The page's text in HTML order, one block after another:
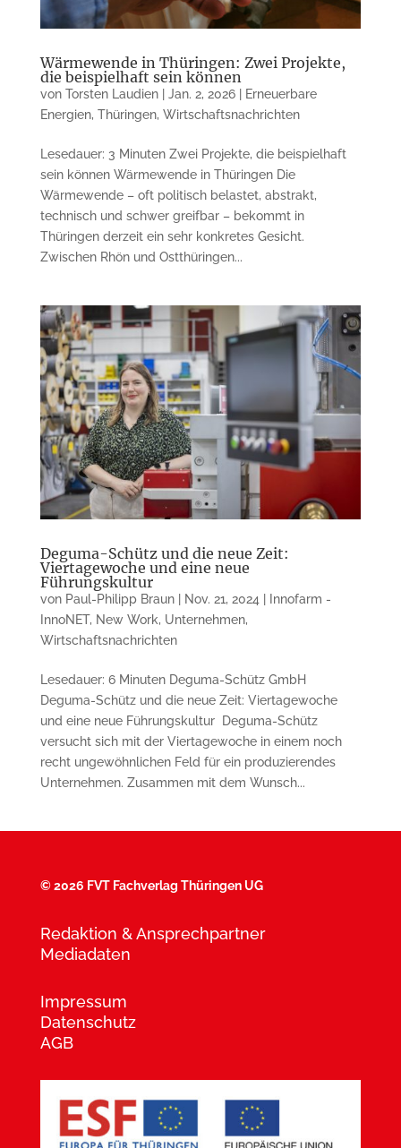
Wärmewende in Thüringen: Zwei Projekte,
die beispielhaft sein können
von Torsten Laudien| Jan. 2, 2026|
Erneuerbare
Energien, Thüringen, Wirtschaftsnachrichten
Lesedauer: 3 Minuten Zwei Projekte, die beispielhaft
sein können Wärmewende in Thüringen Die
Wärmewende – oft politisch belastet, abstrakt,
technisch und schwer greifbar – bekommt in
Thüringen derzeit ein sehr konkretes Gesicht.
Zwischen Rhön und Ostthüringen...
Deguma-Schütz und die neue Zeit:
Viertagewoche und eine neue
Führungskultur
von Paul-Philipp Braun| Nov. 21, 2024
Innofarm -
InnoNET, New Work, Unternehmen,
Wirtschaftsnachrichten
Lesedauer: 6 Minuten Deguma-Schütz GmbH
Deguma-Schütz und die neue Zeit: Viertagewoche
und eine neue Führungskultur Deguma-Schütz
versucht sich mit der Viertagewoche in einem noch
recht ungewöhnlichen Feld für ein produzierendes
Unternehmen. Zusammen mit dem Wunsch...
©2026 FVT Fachverlag Thüringen UG
Redaktion & Ansprechpartner
Mediadaten
Impressum
Datenschutz
AGB